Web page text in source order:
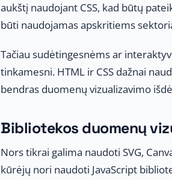
aukštį naudojant CSS, kad būtų
būti naudojamas apskritiems
Tačiau sudėtingesnėms ar
tinkamesni. HTML ir CSS dažnai
bendras duomenų vizualizavimo
Bibliotekos duomenų
Nors tikrai galima naudoti SVG,
kūrėjų nori naudoti JavaScript